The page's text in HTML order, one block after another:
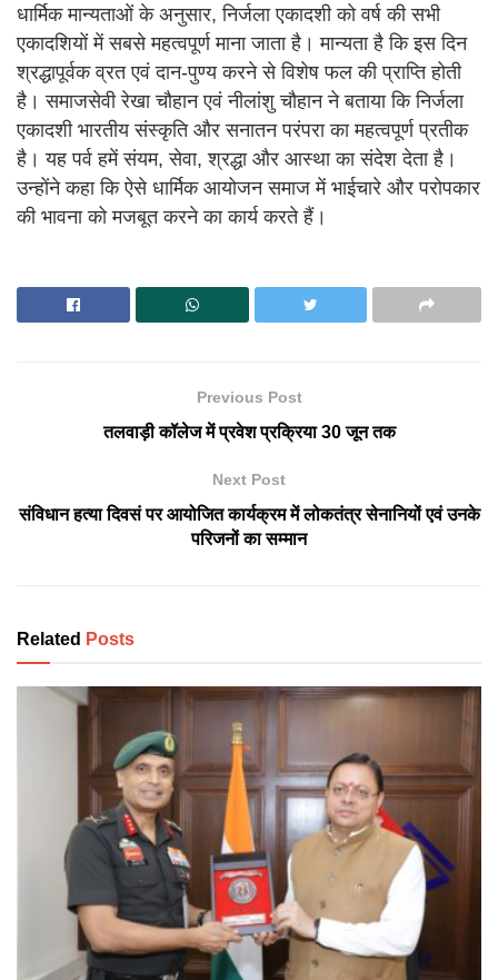
धार्मिक मान्यताओं के अनुसार, निर्जला एकादशी को वर्ष की सभी
एकादशियों में सबसे महत्वपूर्ण माना जाता है। मान्यता है कि इस दिन
श्रद्धापूर्वक व्रत एवं दान-पुण्य करने से विशेष फल की प्राप्ति होती
है। समाजसेवी रेखा चौहान एवं नीलांशु चौहान ने बताया कि निर्जला
एकादशी भारतीय संस्कृति और सनातन परंपरा का महत्वपूर्ण प्रतीक
है। यह पर्व हमें संयम, सेवा, श्रद्धा और आस्था का संदेश देता है।
उन्होंने कहा कि ऐसे धार्मिक आयोजन समाज में भाईचारे और परोपकार
की भावना को मजबूत करने का कार्य करते हैं।
Previous Post
तलवाड़ी कॉलेज में प्रवेश प्रक्रिया 30 जून तक
Next Post
संविधान हत्या दिवसं पर आयोजित कार्यक्रम में लोकतंत्र सेनानियों एवं उनके
परिजनों का सम्मान
Related Posts